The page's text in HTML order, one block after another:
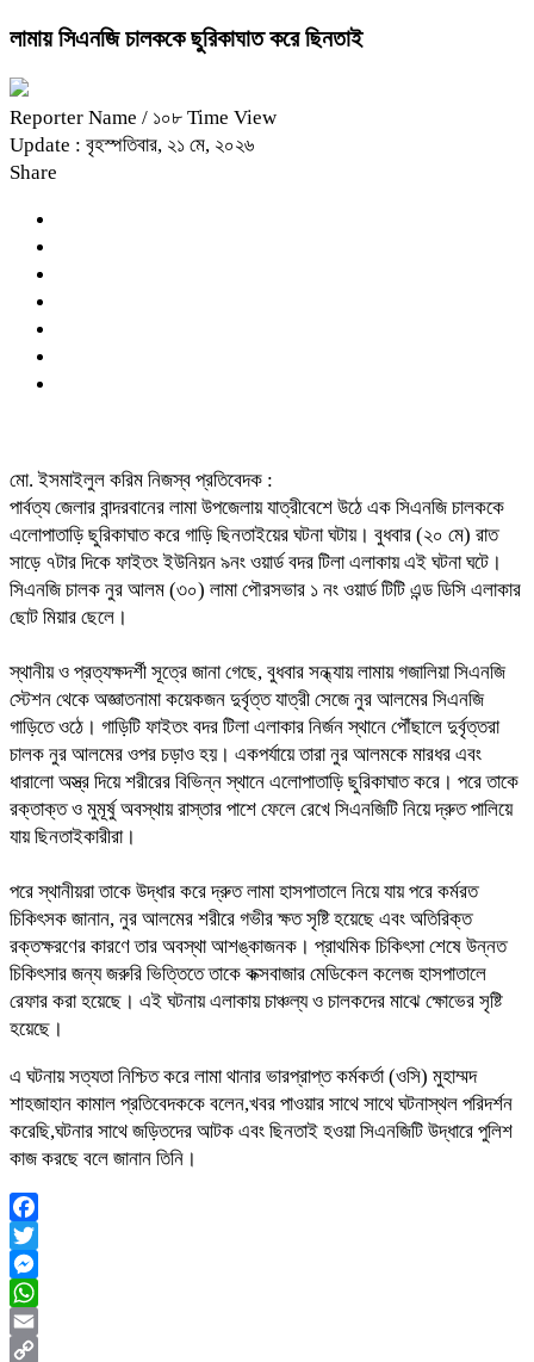
লামায় সিএনজি চালককে ছুরিকাঘাত করে ছিনতাই
Reporter Name / ১০৮ Time View
Update : বৃহস্পতিবার, ২১ মে, ২০২৬
Share
মো. ইসমাইলুল করিম নিজস্ব প্রতিবেদক :
পার্বত্য জেলার বান্দরবানের লামা উপজেলায় যাত্রীবেশে উঠে এক সিএনজি চালককে
এলোপাতাড়ি ছুরিকাঘাত করে গাড়ি ছিনতাইয়ের ঘটনা ঘটায়। বুধবার (২০ মে) রাত
সাড়ে ৭টার দিকে ফাইতং ইউনিয়ন ৯নং ওয়ার্ড বদর টিলা এলাকায় এই ঘটনা ঘটে।​
সিএনজি চালক নুর আলম (৩০) লামা পৌরসভার ১ নং ওয়ার্ড টিটি এন্ড ডিসি এলাকার
ছোট মিয়ার ছেলে।
​স্থানীয় ও প্রত্যক্ষদর্শী সূত্রে জানা গেছে, বুধবার সন্ধ্যায় লামায় গজালিয়া সিএনজি
স্টেশন থেকে অজ্ঞাতনামা কয়েকজন দুর্বৃত্ত যাত্রী সেজে নুর আলমের সিএনজি
গাড়িতে ওঠে। গাড়িটি ফাইতং বদর টিলা এলাকার নির্জন স্থানে পৌঁছালে দুর্বৃত্তরা
চালক নুর আলমের ওপর চড়াও হয়। ​একপর্যায়ে তারা নুর আলমকে মারধর এবং
ধারালো অস্ত্র দিয়ে শরীরের বিভিন্ন স্থানে এলোপাতাড়ি ছুরিকাঘাত করে। পরে তাকে
রক্তাক্ত ও মুমূর্ষু অবস্থায় রাস্তার পাশে ফেলে রেখে সিএনজিটি নিয়ে দ্রুত পালিয়ে
যায় ছিনতাইকারীরা।
​পরে স্থানীয়রা তাকে উদ্ধার করে দ্রুত লামা হাসপাতালে নিয়ে যায় পরে কর্মরত
চিকিৎসক জানান, নুর আলমের শরীরে গভীর ক্ষত সৃষ্টি হয়েছে এবং অতিরিক্ত
রক্তক্ষরণের কারণে তার অবস্থা আশঙ্কাজনক। প্রাথমিক চিকিৎসা শেষে উন্নত
চিকিৎসার জন্য জরুরি ভিত্তিতে তাকে কক্সবাজার মেডিকেল কলেজ হাসপাতালে
রেফার করা হয়েছে। ​এই ঘটনায় এলাকায় চাঞ্চল্য ও চালকদের মাঝে ক্ষোভের সৃষ্টি
হয়েছে।
এ ঘটনায় সত্যতা নিশ্চিত করে লামা থানার ভারপ্রাপ্ত কর্মকর্তা (ওসি) মুহাম্মদ
শাহজাহান কামাল প্রতিবেদককে বলেন,খবর পাওয়ার সাথে সাথে ঘটনাস্থল পরিদর্শন
করেছি,ঘটনার সাথে জড়িতদের আটক এবং ছিনতাই হওয়া সিএনজিটি উদ্ধারে পুলিশ
কাজ করছে বলে জানান তিনি।
Facebook
Twitter
Messenger
WhatsApp
Email